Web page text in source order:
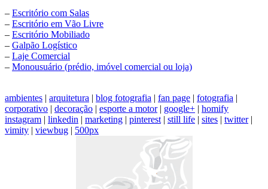
– Escritório com Salas
– Escritório em Vão Livre
– Escritório Mobiliado
– Galpão Logístico
– Laje Comercial
– Monousuário (prédio, imóvel comercial ou loja)
ambientes | arquitetura | blog fotografia | fan page | fotografia |
corporativo | decoração | esporte a motor| google+ | homify
instagram | linkedin | marketing | pinterest | still life | sites | twitter|
vimity | viewbug | 500px